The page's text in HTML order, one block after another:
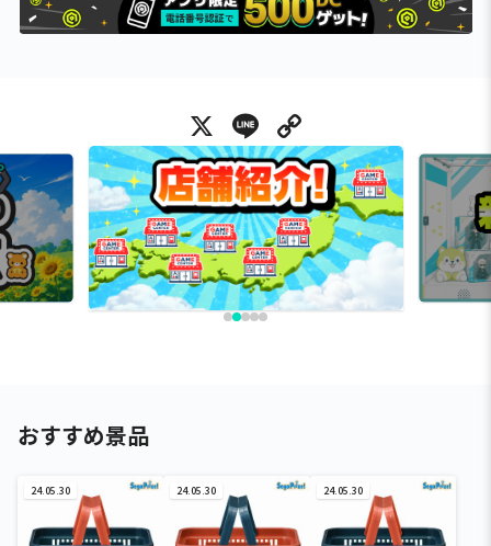
X Line
おすすめ景品
24.05.30 24.05.30 24.05.30